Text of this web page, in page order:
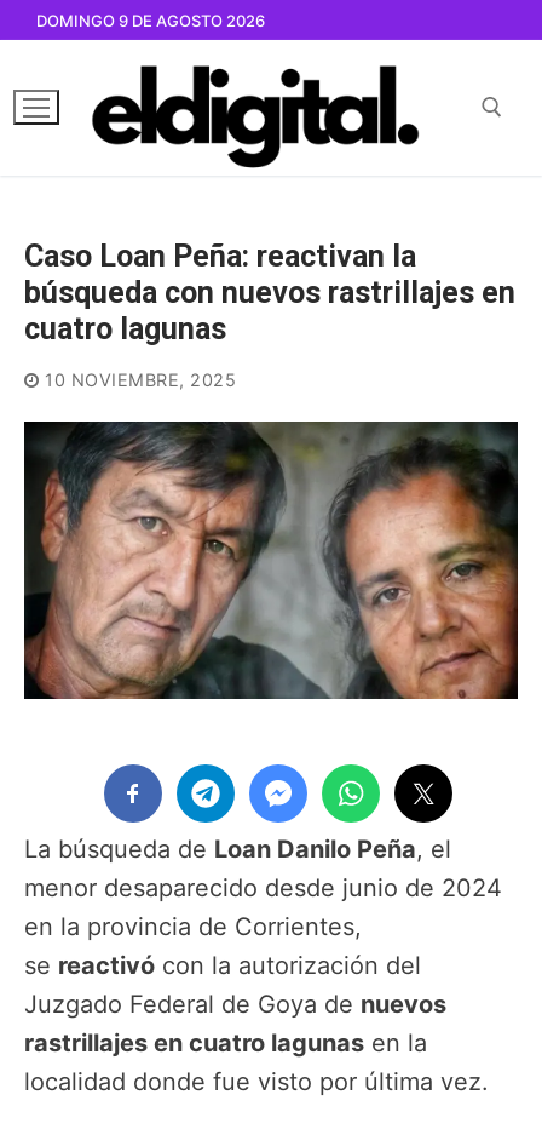
contenido
DOMINGO 9 DE AGOSTO 2026
Caso Loan Peña: reactivan la
búsqueda con nuevos rastrillajes en
cuatro lagunas
10 NOVIEMBRE, 2025
La búsqueda de Loan Danilo Peña, el
menor desaparecido desde junio de 2024
en la provincia de Corrientes,
se reactivó con la autorización del
Juzgado Federal de Goya de nuevos
rastrillajes en cuatro lagunas en la
localidad donde fue visto por última vez.